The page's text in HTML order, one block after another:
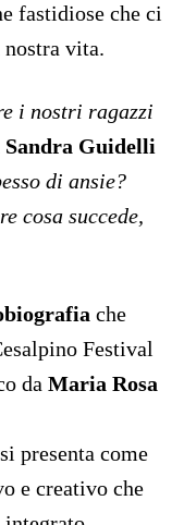
fastidiose che ci
nostra vita.
i nostri ragazzi
Sandra Guidelli
di ansie?
cosa succede,
che
Festival
da Maria Rosa
presenta come
e creativo che